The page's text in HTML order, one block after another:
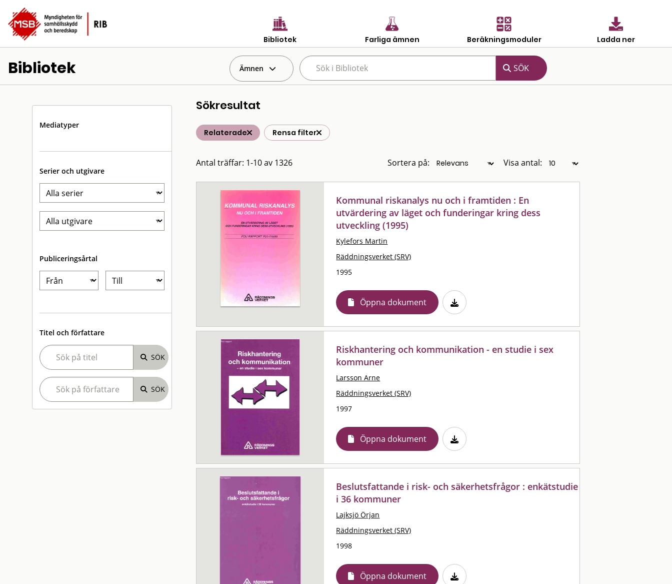
Bibliotek Farliga ämnen Beräkningsmoduler Ladda ner
Bibliotek Ämnen
Mediatyper
Serier och utgivare
Publiceringsårtal
Titel och författare
Sökresultat
Relaterade Rensa filter
Antal träffar: 1-10 av 1326 Sortera på: Visa antal:
Kommunal riskanalys nu och i framtiden : En
utvärdering av läget och funderingar kring dess
utveckling (1995)
Kylefors Martin
Räddningsverket (SRV)
1995
Öppna dokument
Riskhantering och kommunikation - en studie i sex
kommuner
Larsson Arne
Räddningsverket (SRV)
1997
Öppna dokument
Beslutsfattande i risk- och säkerhetsfrågor : enkätstudie
i 36 kommuner
Lajksjö Örjan
Räddningsverket (SRV)
1998
Öppna dokument